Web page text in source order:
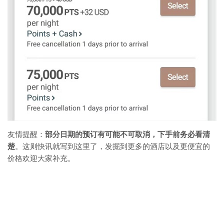
友情提醒： 部分日期的预订有可能不可取消，下手前务必看清
楚。这则快讯就写到这里了，发掘到更多的酒店以及更便宜的
价格欢迎大家补充。